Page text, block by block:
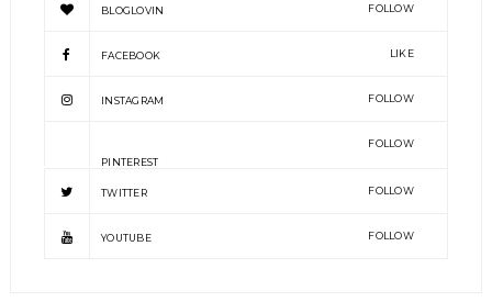
BLOGLOVIN FOLLOW
FACEBOOK LIKE
INSTAGRAM FOLLOW
PINTEREST
FOLLOW
TWITTER FOLLOW
YOUTUBE FOLLOW